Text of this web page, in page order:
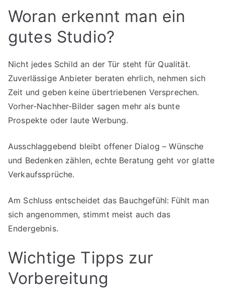
Woran erkennt man ein
gutes Studio?
Nicht jedes Schild an der Tür steht für Qualität.
Zuverlässige Anbieter beraten ehrlich, nehmen sich
Zeit und geben keine übertriebenen Versprechen.
Vorher-Nachher-Bilder sagen mehr als bunte
Prospekte oder laute Werbung.
Ausschlaggebend bleibt offener Dialog – Wünsche
und Bedenken zählen, echte Beratung geht vor glatte
Verkaufssprüche.
Am Schluss entscheidet das Bauchgefühl: Fühlt man
sich angenommen, stimmt meist auch das
Endergebnis.
Wichtige Tipps zur
Vorbereitung